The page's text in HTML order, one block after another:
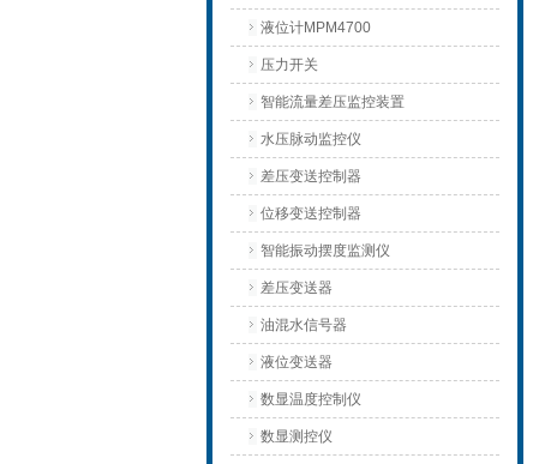
液位计MPM4700
压力开关
智能流量差压监控装置
水压脉动监控仪
差压变送控制器
位移变送控制器
智能振动摆度监测仪
差压变送器
油混水信号器
液位变送器
数显温度控制仪
数显测控仪